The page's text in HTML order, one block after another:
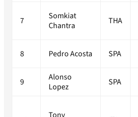
7
Somkiat
Chantra
THA
8 Pedro Acosta SPA
9
Alonso
Lopez
SPA